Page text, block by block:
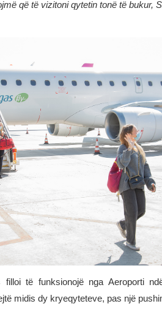
që të vizitoni qytetin tonë të bukur,
të funksionojë nga Aeroporti
midis dy kryeqyteteve, pas një